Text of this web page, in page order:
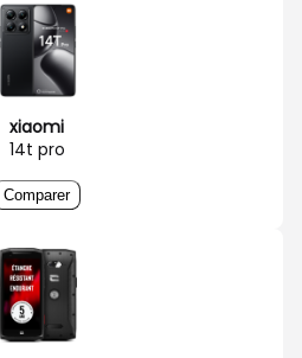
xiaomi
14t pro
Comparer